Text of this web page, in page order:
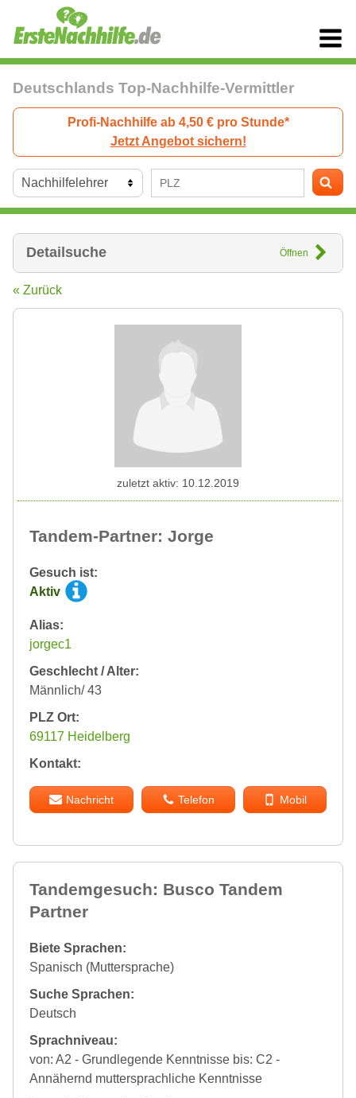
Deutschlands Top-Nachhilfe-Vermittler
Profi-Nachhilfe ab 4,50 € pro Stunde*
Jetzt Angebot sichern!
Detailsuche Öffnen
« Zurück
Tandem-Partner: Jorge
Gesuch ist:
Aktiv
Alias:
jorgec1
Geschlecht / Alter:
Männlich/ 43
PLZ Ort:
69117 Heidelberg
Kontakt:
Nachricht Telefon Mobil
zuletzt aktiv: 10.12.2019
Tandemgesuch: Busco Tandem
Partner
Biete Sprachen:
Spanisch (Muttersprache)
Suche Sprachen:
Deutsch
Sprachniveau:
von: A2 - Grundlegende Kenntnisse bis: C2 -
Annähernd muttersprachliche Kenntnisse